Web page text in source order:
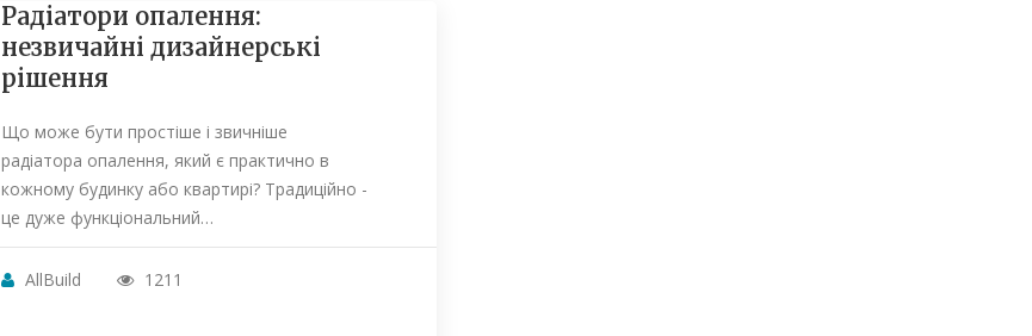
Радіатори опалення:
незвичайні дизайнерські
рішення
Що може бути простіше і звичніше
радіатора опалення, який є практично в
кожному будинку або квартирі? Традиційно -
це дуже функціональний…
AllBuild 1211